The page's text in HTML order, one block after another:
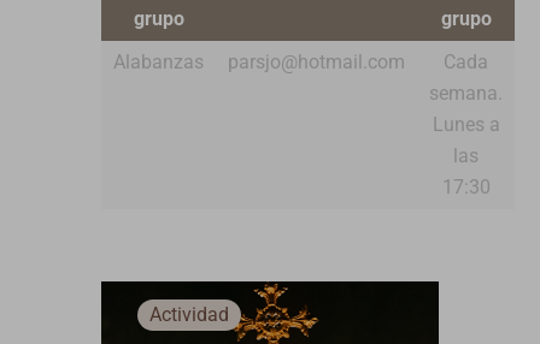
grupo
grupo
Alabanzas
parsjo@hotmail.com
Cada
semana.
Lunes a
las
17:30
Actividad